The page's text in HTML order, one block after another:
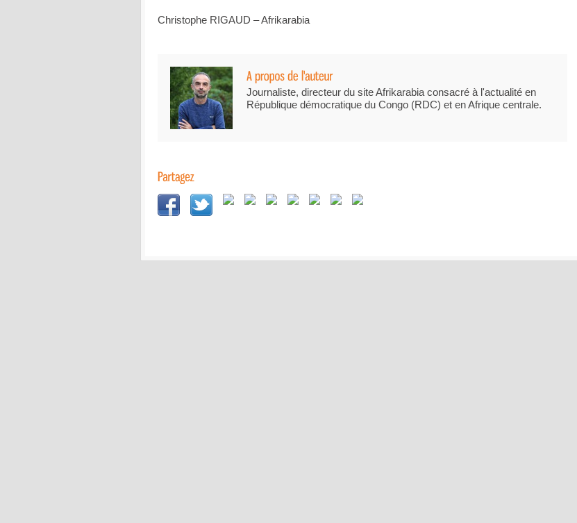
Christophe RIGAUD – Afrikarabia
Journaliste, directeur du site Afrikarabia consacré à l'actualité en
République démocratique du Congo (RDC) et en Afrique centrale.